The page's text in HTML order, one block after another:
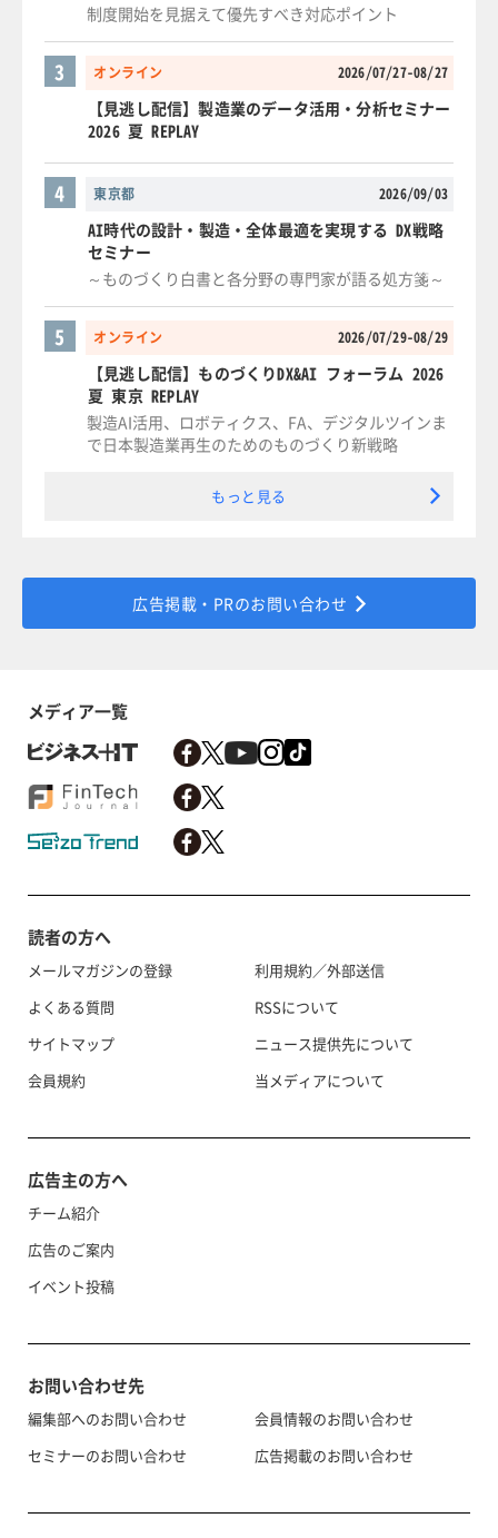
制度開始を見据えて優先すべき対応ポイント
オンライン 2026/07/27-08/27
3
【見逃し配信】製造業のデータ活用・分析セミナー
2026 夏 REPLAY
東京都 2026/09/03
4
AI時代の設計・製造・全体最適を実現する DX戦略
セミナー
～ものづくり白書と各分野の専門家が語る処方箋～
オンライン 2026/07/29-08/29
5
【見逃し配信】ものづくりDX&AI フォーラム 2026
夏 東京 REPLAY
製造AI活用、ロボティクス、FA、デジタルツインま
で日本製造業再生のためのものづくり新戦略
もっと見る
広告掲載・PRのお問い合わせ
メディア一覧
読者の方へ
メールマガジンの登録
よくある質問
サイトマップ
会員規約
利用規約／外部送信
RSSについて
ニュース提供先について
当メディアについて
広告主の方へ
チーム紹介
広告のご案内
イベント投稿
お問い合わせ先
編集部へのお問い合わせ
セミナーのお問い合わせ
会員情報のお問い合わせ
広告掲載のお問い合わせ